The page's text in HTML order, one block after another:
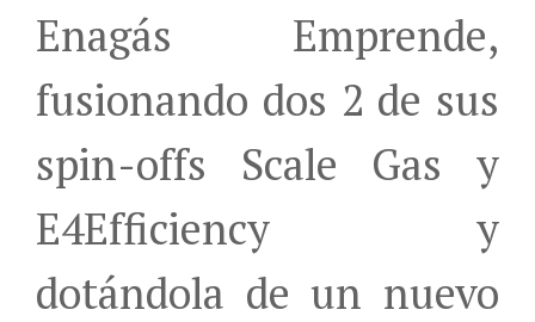
Enagás Emprende,
fusionando dos 2 de sus
spin-offs Scale Gas y
E4Efficiency y
dotándola de un nuevo